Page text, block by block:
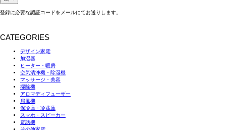
登録に必要な認証コードをメールにてお送りします。
CATEGORIES
デザイン家電
加湿器
ヒーター・暖房
空気清浄機・除湿機
マッサージ・美容
掃除機
アロマディフューザー
扇風機
保冷庫・冷蔵庫
スマホ・スピーカー
電話機